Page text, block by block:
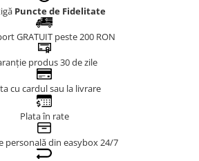
Puncte de Fidelitate
GRATUIT peste 200 RON
produs 30 de zile
cu cardul sau la livrare
Plata în rate
personală din easybox 24/7